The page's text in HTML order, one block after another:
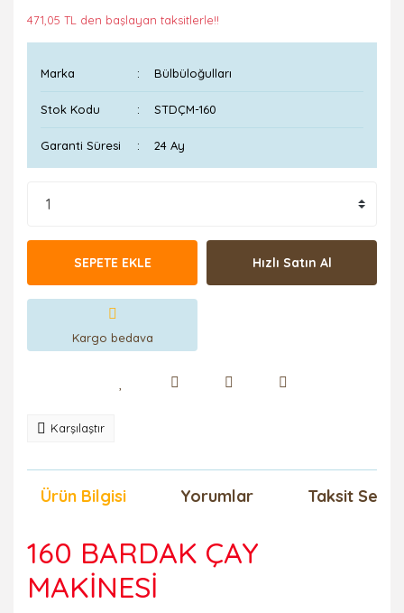
471,05 TL den başlayan taksitlerle!!
Marka Bülbüloğulları
Stok Kodu STDÇM-160
Garanti Süresi 24 Ay
SEPETE EKLE Hızlı Satın Al
Kargo bedava
Karşılaştır
Ürün Bilgisi Yorumlar Taksit
160 BARDAK ÇAY
MAKİNESİ